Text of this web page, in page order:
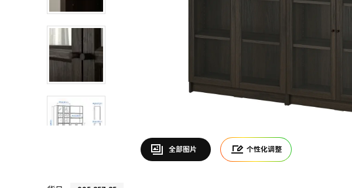
全部图片 个性化调整